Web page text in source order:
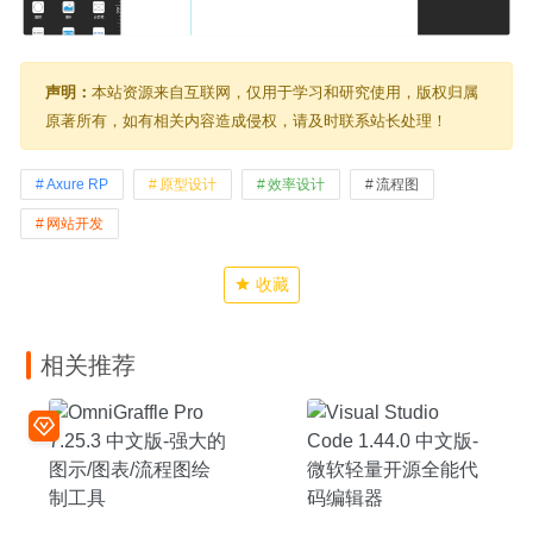
声明： 本站资源来自互联网，仅用于学习和研究使用，版权归属
原著所有，如有相关内容造成侵权，请及时联系站长处理！
Axure RP 原型设计 效率设计 流程图
网站开发
收藏
相关推荐